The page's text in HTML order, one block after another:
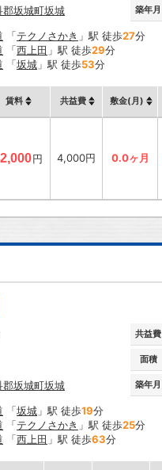
郡坂城町坂城 築年月
「テクノさかき 」駅 徒歩27分
「西上田 」駅 徒歩29分
「坂城 」駅 徒歩53分
賃料 共益費 敷金(月)
円 4,000円 0.0ヶ月
共益費
面積
郡坂城町坂城 築年月
「坂城 」駅 徒歩19分
「テクノさかき 」駅 徒歩25分
「西上田 」駅 徒歩63分